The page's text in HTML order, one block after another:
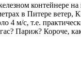
контейнере
в Питере
4 м/с, т.е.
Париж? Короче,